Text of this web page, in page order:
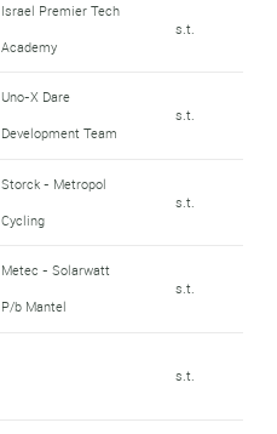
Israel Premier Tech
Academy
s.t.
Uno-X Dare
Development Team
s.t.
Storck - Metropol
Cycling
s.t.
Metec - Solarwatt
P/b Mantel
s.t.
s.t.